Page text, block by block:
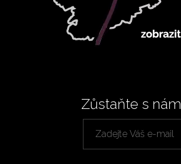
Zůstaňte s